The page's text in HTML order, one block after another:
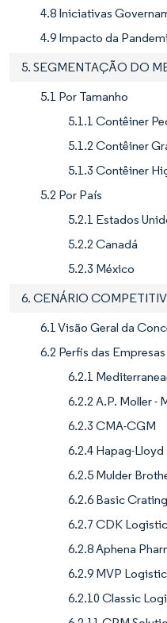
4.8 Iniciativas
4.9 Impacto da
5. SEGMENTAÇÃO DO
5.1 Por Tamanho
5.1.1 Contêiner
5.1.2 Contêiner
5.1.3 Contêiner
5.2 Por País
5.2.1 Estados
5.2.2 Canadá
5.2.3 México
6. CENÁRIO
6.1 Visão Geral da
6.2 Perfis das Empresas
6.2.1
6.2.2 A.P. Moller -
6.2.3 CMA-CGM
6.2.4 Hapag-Lloyd
6.2.5 Mulder
6.2.6 Basic
6.2.7 CDK
6.2.8 Aphena
6.2.9 MVP
6.2.10 Classic